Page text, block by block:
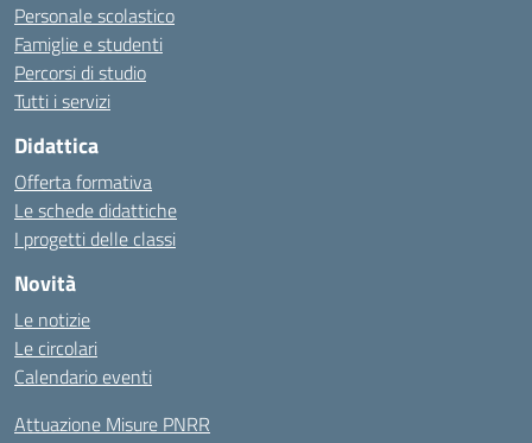
Personale scolastico
Famiglie e studenti
Percorsi di studio
Tutti i servizi
Didattica
Offerta formativa
Le schede didattiche
I progetti delle classi
Novità
Le notizie
Le circolari
Calendario eventi
Attuazione Misure PNRR